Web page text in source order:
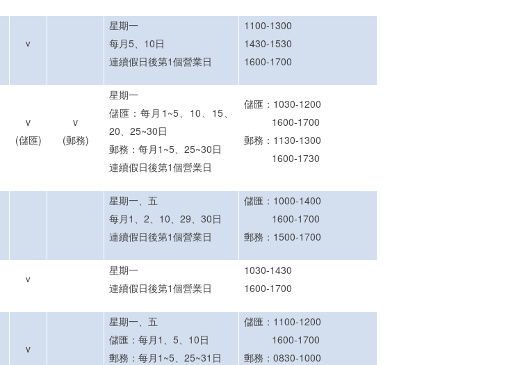
v
星期一
每月5、 10日
連續假日後第1個營業日
1100-1300
1430-1530
1600-1700
v
(儲匯)
v
(郵務)
星期一
儲匯：每月1~5、10、15、
20、25~30日
郵務：每月1~5、25~30日
連續假日後第1個營業日
儲匯：1030-1200
1600-1700
郵務：1130-1300
1600-1730
星期一、五
每月1 、2、 10、29、30日
連續假日後第1個營業日
儲匯：1000-1400
1600-1700
郵務：1500-1700
v
星期一
連續假日後第1個營業日
1030-1430
1600-1700
v
星期一、 五
儲匯：每月1、5、10日
郵務：每月1~5、25~31日
儲匯：1100-1200
1600-1700
郵務：0830-1000